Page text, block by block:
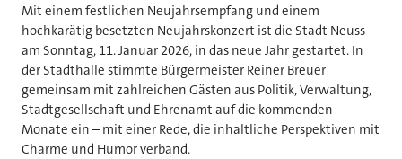
Mit einem festlichen Neujahrsempfang und einem
hochkarätig besetzten Neujahrskonzert ist die Stadt Neuss
am Sonntag, 11. Januar 2026, in das neue Jahr gestartet. In
der Stadthalle stimmte Bürgermeister Reiner Breuer
gemeinsam mit zahlreichen Gästen aus Politik, Verwaltung,
Stadtgesellschaft und Ehrenamt auf die kommenden
Monate ein – mit einer Rede, die inhaltliche Perspektiven mit
Charme und Humor verband.